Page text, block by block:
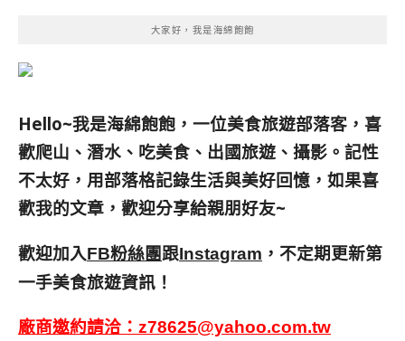
大家好，我是海綿飽飽
Hello~我是海綿飽飽，一位美食旅遊部落客， 喜
歡爬山、潛水、吃美食、出國旅遊、攝影。 記性
不太好，用部落格記錄生活與美好回憶， 如果喜
歡我的文章，歡迎分享給親朋好友~
歡迎加入FB粉絲團跟Instagram ，不定期更新第
一手美食旅遊資訊！
廠商邀約請洽： z78625@yahoo.com.tw